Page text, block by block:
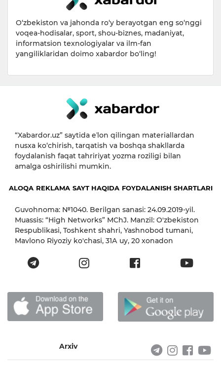
O‘zbekiston va jahonda ro‘y berayotgan eng so‘nggi
voqea-hodisalar, sport, shou-biznes, madaniyat,
informatsion texnologiyalar va ilm-fan
yangiliklaridan doimo xabardor bo‘ling!
“Xabardor.uz” saytida eʼlon qilingan materiallardan
nusxa ko‘chirish, tarqatish va boshqa shakllarda
foydalanish faqat tahririyat yozma roziligi bilan
amalga oshirilishi mumkin.
ALOQA REKLAMA SAYT HAQIDA FOYDALANISH SHARTLARI
Guvohnoma: №1040. Berilgan sanasi: 24.09.2019-yil.
Muassis: “High Networks” MChJ. Manzil: O'zbekiston
Respublikasi, Toshkent shahri, Yashnobod tumani,
Mavlono Riyoziy ko'chasi, 31А uy, 20 xonadon
Arxiv